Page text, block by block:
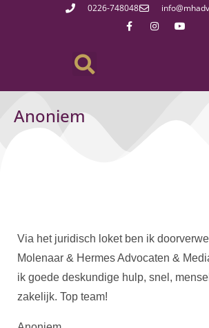
0226-748048
Anoniem
Via het juridisch loket ben ik
Molenaar & Hermes Advocaten &
ik goede deskundige hulp, snel,
zakelijk. Top team!